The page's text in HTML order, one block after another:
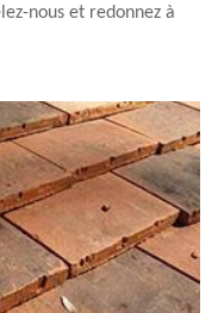
nous et redonnez à